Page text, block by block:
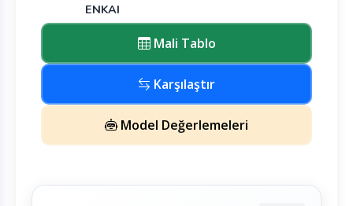
ENKAI
Mali Tablo
Karşılaştır
Model Değerlemeleri